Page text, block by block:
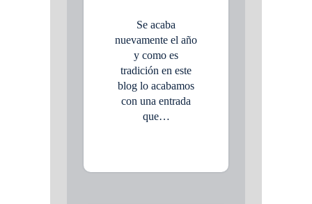
Se acaba
nuevamente el año
y como es
tradición en este
blog lo acabamos
con una entrada
que…